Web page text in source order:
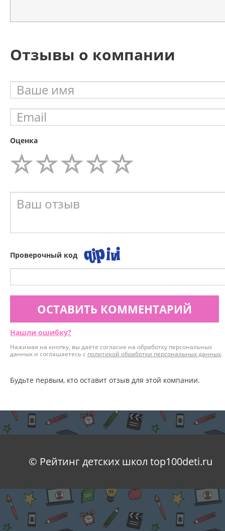
Отзывы о компании
Оценка
Проверочный код
ОСТАВИТЬ КОММЕНТАРИЙ
Нашли ошибку?
Нажимая на кнопку, вы даёте согласие на обработку персональных
данных и соглашаетесь с политикой обработки персональных данных.
Будьте первым, кто оставит отзыв для этой компании.
© Рейтинг детских школ top100deti.ru